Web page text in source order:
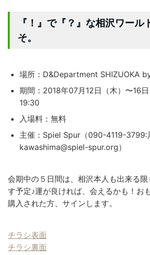
『！』で『？』な相沢ワール
そ。
場所：D&Department SHIZUOKA
期間：2018年07月12日（木）〜16
19:30
入場料：無料
主催：Spiel Spur（090-4119-3799:
kawashima@spiel-spur.org）
会期中の５日間は、相沢本人も出来る
す予定♪運が良ければ、会えるかも！お
購入された方、サインします。
チラシ表面
チラシ裏面